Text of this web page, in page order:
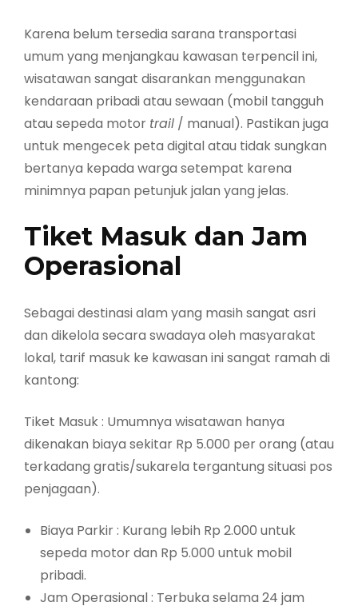
Karena belum tersedia sarana transportasi
umum yang menjangkau kawasan terpencil ini,
wisatawan sangat disarankan menggunakan
kendaraan pribadi atau sewaan (mobil tangguh
atau sepeda motor trail / manual). Pastikan juga
untuk mengecek peta digital atau tidak sungkan
bertanya kepada warga setempat karena
minimnya papan petunjuk jalan yang jelas.
Tiket Masuk dan Jam
Operasional
Sebagai destinasi alam yang masih sangat asri
dan dikelola secara swadaya oleh masyarakat
lokal, tarif masuk ke kawasan ini sangat ramah di
kantong:
Tiket Masuk : Umumnya wisatawan hanya
dikenakan biaya sekitar Rp 5.000 per orang (atau
terkadang gratis/sukarela tergantung situasi pos
penjagaan).
Biaya Parkir : Kurang lebih Rp 2.000 untuk
sepeda motor dan Rp 5.000 untuk mobil
pribadi.
Jam Operasional : Terbuka selama 24 jam